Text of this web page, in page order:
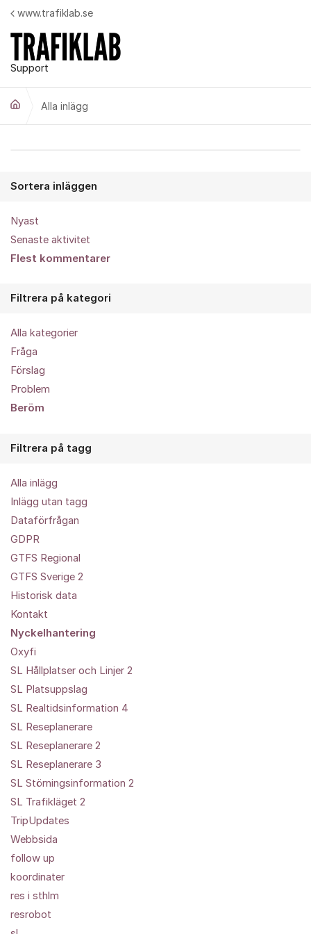
Hoppa till innehåll
Support
www.trafiklab.se
Alla inlägg
Sortera inläggen
Nyast
Senaste aktivitet
Flest kommentarer
Filtrera på kategori
Alla kategorier
Fråga
Förslag
Problem
Beröm
Filtrera på tagg
Alla inlägg
Inlägg utan tagg
Dataförfrågan
GDPR
GTFS Regional
GTFS Sverige 2
Historisk data
Kontakt
Nyckelhantering
Oxyfi
SL Hållplatser och Linjer 2
SL Platsuppslag
SL Realtidsinformation 4
SL Reseplanerare
SL Reseplanerare 2
SL Reseplanerare 3
SL Störningsinformation 2
SL Trafikläget 2
TripUpdates
Webbsida
follow up
koordinater
res i sthlm
resrobot